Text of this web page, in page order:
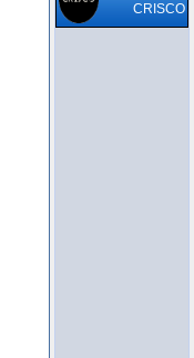
CRISCO